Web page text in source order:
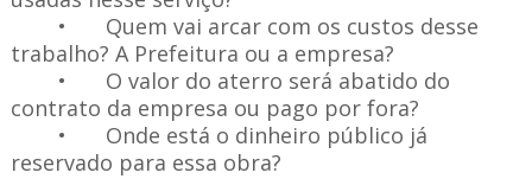
•
Quem vai arcar com os custos desse
trabalho? A Prefeitura ou a empresa?
•
O valor do aterro será abatido do
contrato da empresa ou pago por fora?
•
Onde está o dinheiro público já
reservado para essa obra?